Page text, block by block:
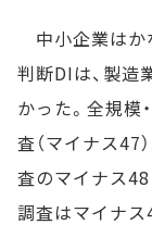
中小企業はか
判断DIは、製造
かった。全規模
査（マイナス47
査のマイナス
調査はマイナス